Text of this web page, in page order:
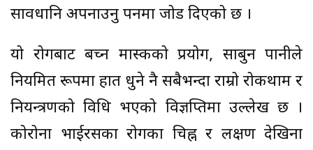
सावधानि अपनाउनु पर्नेमा जोड दिएको छ ।
यो रोगबाट बच्न मास्कको प्रयोग, साबुन पानीले
नियमित रूपमा हात धुने नै सबैभन्दा राम्रो रोकथाम र
नियन्त्रणको विधि भएको विज्ञप्तिमा उल्लेख छ ।
कोरोना भाईरसका रोगका चिह्न र लक्षण देखिना